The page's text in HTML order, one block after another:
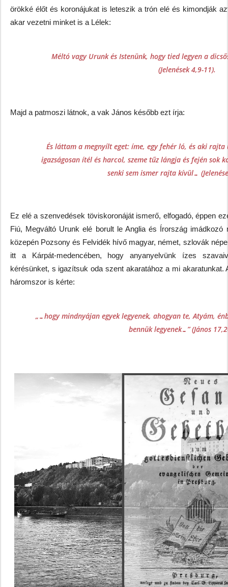
örökké élőt és koronájukat is leteszik a trón elé és kimondják
akar vezetni minket is a Lélek:
Méltó vagy Urunk és Istenünk, hogy tied legyen a
(Jelenések 4,9-11).
Majd a patmoszi látnok, a vak János később ezt írja:
És láttam a megnyílt eget: íme, egy fehér ló, és aki rajta
igazságosan ítél és harcol, szeme tűz lángja és fején sok
senki sem ismer rajta kívül…
Ez elé a szenvedések töviskoronáját ismerő, elfogadó, éppen
Fiú, Megváltó Urunk elé borult le Anglia és Írország
közepén Pozsony és Felvidék hívő magyar, német, szlovák
itt a Kárpát-medencében, hogy anyanyelvünk ízes
kérésünket, s igazítsuk oda szent akaratához a mi akaratunkat.
háromszor is kérte:
„…hogy mindnyájan egyek legyenek, ahogyan te, Atyám,
bennük legyenek…” (János